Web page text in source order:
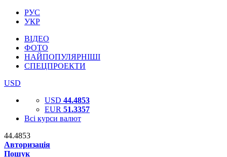
РУС
УКР
ВІДЕО
ФОТО
НАЙПОПУЛЯРНІШІ
СПЕЦПРОЕКТИ
USD
USD 44.4853
EUR 51.3357
Всі курси валют
44.4853
Авторизація
Пошук